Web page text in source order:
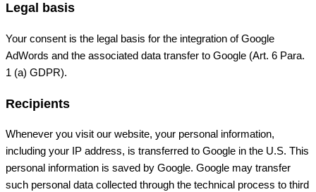
Legal basis
Your consent is the legal basis for the integration of Google
AdWords and the associated data transfer to Google (Art. 6 Para.
1 (a) GDPR).
Recipients
Whenever you visit our website, your personal information,
including your IP address, is transferred to Google in the U.S. This
personal information is saved by Google. Google may transfer
such personal data collected through the technical process to third